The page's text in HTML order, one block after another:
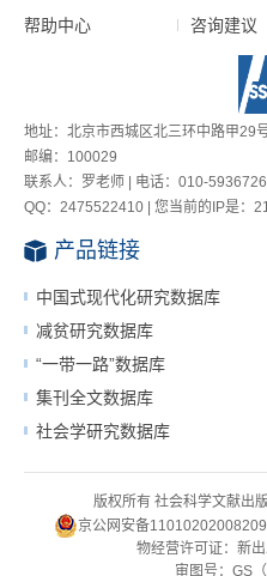
帮助中心
咨询建议
地址：北京市西城区北三环中路甲29
邮编：100029
联系人：罗老师 | 电话：010-
QQ：2475522410 | 您当前的IP是：
产品链接
中国式现代化研究数据库
减贫研究数据库
“一带一路”数据库
集刊全文数据库
社会学研究数据库
版权所有 社会科学文献出
京公网安备
物经营许可证：新
审图号：GS